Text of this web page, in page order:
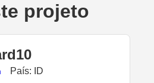
projeto
País: ID